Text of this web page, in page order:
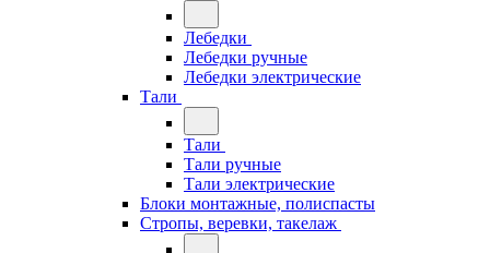
Лебедки
Лебедки ручные
Лебедки электрические
Тали
Тали
Тали ручные
Тали электрические
Блоки монтажные, полиспасты
Стропы, веревки, такелаж